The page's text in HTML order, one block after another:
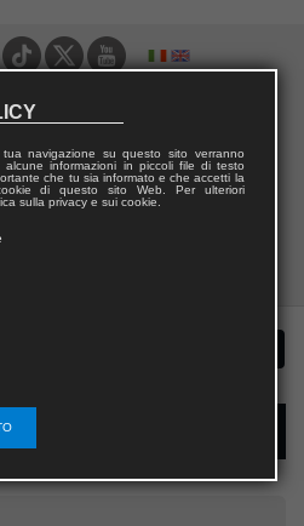
navigazione su questo sito verranno
alcune informazioni in piccoli file di testo
che tu sia informato e che accetti la
di questo sito Web. Per ulteriori
sulla privacy e sui cookie.